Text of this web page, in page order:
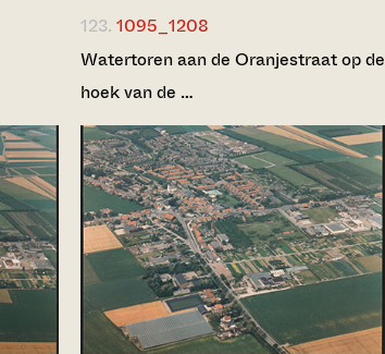
123. 1095_1208
Watertoren aan de Oranjestraat op de
hoek van de …